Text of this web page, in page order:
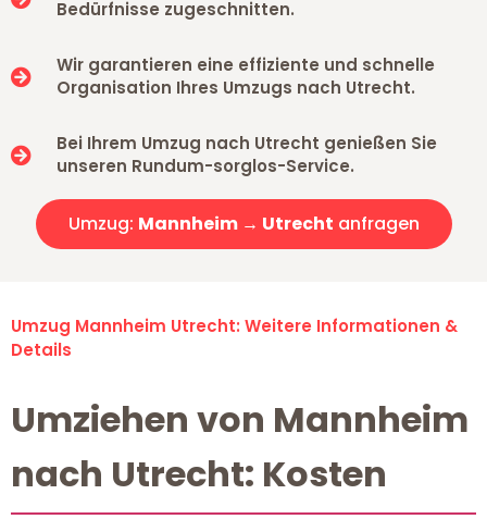
Bedürfnisse zugeschnitten.
Wir garantieren eine effiziente und schnelle
Organisation Ihres Umzugs nach Utrecht.
Bei Ihrem Umzug nach Utrecht genießen Sie
unseren Rundum-sorglos-Service.
Umzug: Mannheim → Utrecht anfragen
Umzug Mannheim Utrecht: Weitere Informationen &
Details
Umziehen von Mannheim
nach Utrecht: Kosten